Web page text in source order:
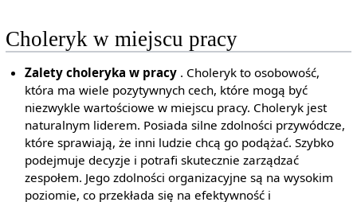
Choleryk w miejscu pracy
Zalety choleryka w pracy . Choleryk to osobowość,
która ma wiele pozytywnych cech, które mogą być
niezwykle wartościowe w miejscu pracy. Choleryk jest
naturalnym liderem. Posiada silne zdolności przywódcze,
które sprawiają, że inni ludzie chcą go podążać. Szybko
podejmuje decyzje i potrafi skutecznie zarządzać
zespołem. Jego zdolności organizacyjne są na wysokim
poziomie, co przekłada się na efektywność i